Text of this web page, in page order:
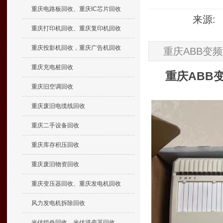
重庆电路板回收、重庆IC芯片回收
重庆打印机回收、重庆复印机回收
重庆投影机回收，重庆广告机回收
重庆充电桩回收
重庆旧空调回收
重庆废旧电缆线回收
重庆二手设备回收
重庆库存积压回收
重庆废旧物资回收
重庆变压器回收、重庆发电机回收
风力发电机拆除回收
来源:
重庆ABB变
重庆ABB